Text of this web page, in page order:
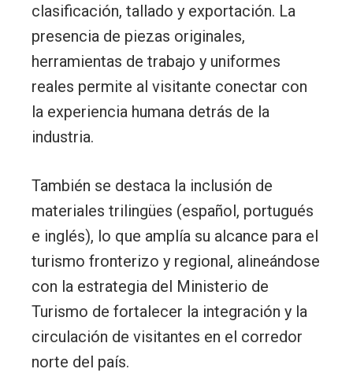
clasificación, tallado y exportación. La
presencia de piezas originales,
herramientas de trabajo y uniformes
reales permite al visitante conectar con
la experiencia humana detrás de la
industria.
También se destaca la inclusión de
materiales trilingües (español, portugués
e inglés), lo que amplía su alcance para el
turismo fronterizo y regional, alineándose
con la estrategia del Ministerio de
Turismo de fortalecer la integración y la
circulación de visitantes en el corredor
norte del país.